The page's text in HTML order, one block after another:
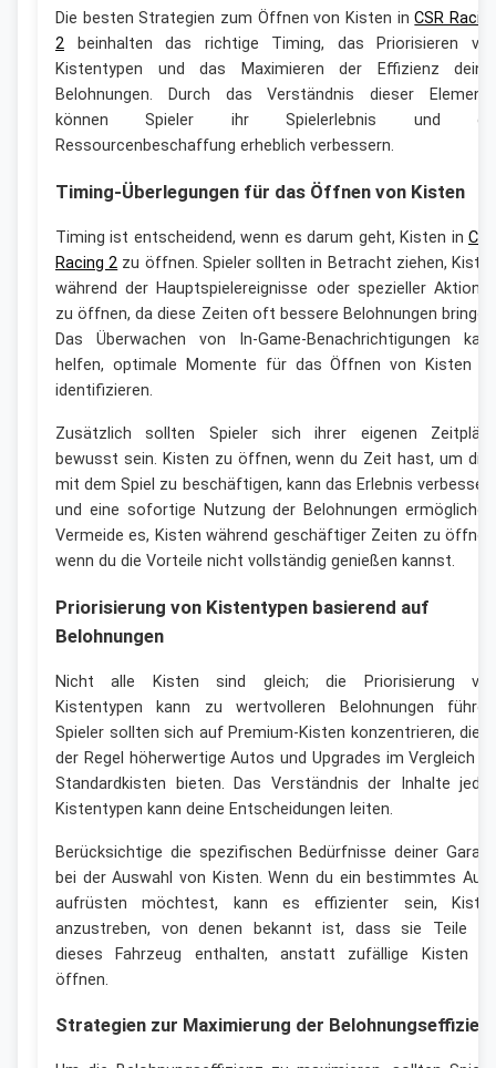
Die besten Strategien zum Öffnen von Kisten inCSR
2 beinhalten das richtige Timing, das Priorisieren
Kistentypen und das Maximieren der Effizienz
Belohnungen. Durch das Verständnis dieser
können Spieler ihr Spielerlebnis und
Ressourcenbeschaffung erheblich verbessern.
Timing-Überlegungen für das Öffnen von Kisten
Timing ist entscheidend, wenn es darum geht, Kisten in
Racing 2 zu öffnen. Spieler sollten in Betracht ziehen,
während der Hauptspielereignisse oder spezieller
zu öffnen, da diese Zeiten oft bessere Belohnungen
Das Überwachen von In-Game-Benachrichtigungen
helfen, optimale Momente für das Öffnen von Kisten
identifizieren.
Zusätzlich sollten Spieler sich ihrer eigenen
bewusst sein. Kisten zu öffnen, wenn du Zeit hast, um
mit dem Spiel zu beschäftigen, kann das Erlebnis
und eine sofortige Nutzung der Belohnungen
Vermeide es, Kisten während geschäftiger Zeiten zu
wenn du die Vorteile nicht vollständig genießen kannst.
Priorisierung von Kistentypen basierend auf
Belohnungen
Nicht alle Kisten sind gleich; die Priorisierung
Kistentypen kann zu wertvolleren Belohnungen
Spieler sollten sich auf Premium-Kisten konzentrieren, die
der Regel höherwertige Autos und Upgrades im Vergleich
Standardkisten bieten. Das Verständnis der Inhalte
Kistentypen kann deine Entscheidungen leiten.
Berücksichtige die spezifischen Bedürfnisse deiner
bei der Auswahl von Kisten. Wenn du ein bestimmtes
aufrüsten möchtest, kann es effizienter sein,
anzustreben, von denen bekannt ist, dass sie Teile
dieses Fahrzeug enthalten, anstatt zufällige Kisten
öffnen.
Strategien zur Maximierung der